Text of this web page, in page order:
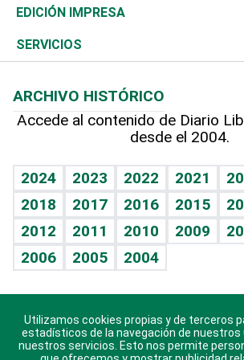
Caribe
Resto del mundo
Global y variable
Economía personal
Novedades
Podcast Arte Libre
Hablando con el pediatra
Vida y familia
Eñe
Celebrando la vida
Sin complejos
En pocas palabras
Escuchando al corazón
Olimpismo
Más deportes
TBT Deportivo
El Espía
Noticiero Poteleche
Lecturas
Martes de tecnología
Cambio climático
Deportes
Opinión
Hecho en casa
Guía del dinero
EDICIÓN IMPRESA
SERVICIOS
Cumpleaños
Horóscopos
Juegos
ARCHIVO HISTÓRICO
Accede al contenido de Diario
desde el 2004.
2024 2023 2022 2021
2018
2017 2016 2015
2012
2011 2010 2009
2006
2005 2004
Descarga nuestras aplicaciones
sistema Huawei.
Utilizamos cookies propias y de terceros
estadísticos de la navegación de nuestros
nuestros servicios. Esto nos permite